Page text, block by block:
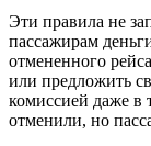
Эти правила не
пассажирам
отмененного
или предложить
комиссией даже в
отменили, но